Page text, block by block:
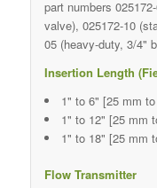
part numbers
valve), 025172-10
05 (heavy-duty, 3/4"
Insertion Length
1" to 6" [25 mm
1" to 12" [25 mm
1" to 18" [25 mm
Flow Transmitter